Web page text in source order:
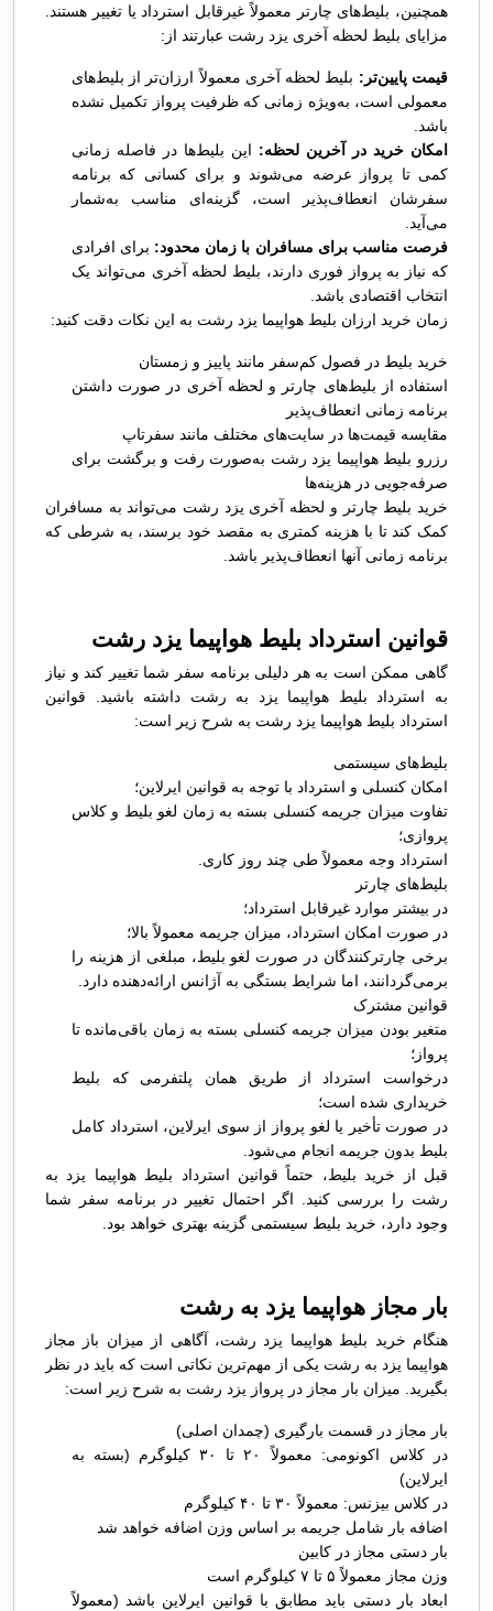
همچنین، بلیط‌های چارتر معمولاً غیرقابل استرداد یا تغییر هستند.
مزایای بلیط لحظه آخری یزد رشت عبارتند از:
قیمت پایین‌تر: بلیط لحظه آخری معمولاً ارزان‌تر از بلیط‌های
معمولی است، به‌ویژه زمانی که ظرفیت پرواز تکمیل نشده
باشد.
امکان خرید در آخرین لحظه: این بلیط‌ها در فاصله زمانی
کمی تا پرواز عرضه می‌شوند و برای کسانی که برنامه
سفرشان انعطاف‌پذیر است، گزینه‌ای مناسب به‌شمار
می‌آید.
فرصت مناسب برای مسافران با زمان محدود: برای افرادی
که نیاز به پرواز فوری دارند، بلیط لحظه آخری می‌تواند یک
انتخاب اقتصادی باشد.
زمان خرید ارزان بلیط هواپیما یزد رشت به این نکات دقت کنید:
خرید بلیط در فصول کم‌سفر مانند پاییز و زمستان
استفاده از بلیط‌های چارتر و لحظه آخری در صورت داشتن
برنامه زمانی انعطاف‌پذیر
مقایسه قیمت‌ها در سایت‌های مختلف مانند سفرتاپ
رزرو بلیط هواپیما یزد رشت به‌صورت رفت و برگشت برای
صرفه‌جویی در هزینه‌ها
خرید بلیط چارتر و لحظه آخری یزد رشت می‌تواند به مسافران
کمک کند تا با هزینه کمتری به مقصد خود برسند، به شرطی که
برنامه زمانی آنها انعطاف‌پذیر باشد.
قوانین استرداد بلیط هواپیما یزد رشت
گاهی ممکن است به هر دلیلی برنامه سفر شما تغییر کند و نیاز
به استرداد بلیط هواپیما یزد به رشت داشته باشید. قوانین
استرداد بلیط هواپیما یزد رشت به شرح زیر است:
بلیط‌های سیستمی
امکان کنسلی و استرداد با توجه به قوانین ایرلاین؛
تفاوت میزان جریمه کنسلی بسته به زمان لغو بلیط و کلاس
پروازی؛
استرداد وجه معمولاً طی چند روز کاری.
بلیط‌های چارتر
در بیشتر موارد غیرقابل استرداد؛
در صورت امکان استرداد، میزان جریمه معمولاً بالا؛
برخی چارترکنندگان در صورت لغو بلیط، مبلغی از هزینه را
برمی‌گردانند، اما شرایط بستگی به آژانس ارائه‌دهنده دارد.
قوانین مشترک
متغیر بودن میزان جریمه کنسلی بسته به زمان باقی‌مانده تا
پرواز؛
درخواست استرداد از طریق همان پلتفرمی که بلیط
خریداری شده است؛
در صورت تأخیر یا لغو پرواز از سوی ایرلاین، استرداد کامل
بلیط بدون جریمه انجام می‌شود.
قبل از خرید بلیط، حتماً قوانین استرداد بلیط هواپیما یزد به
رشت را بررسی کنید. اگر احتمال تغییر در برنامه سفر شما
وجود دارد، خرید بلیط سیستمی گزینه بهتری خواهد بود.
بار مجاز هواپیما یزد به رشت
هنگام خرید بلیط هواپیما یزد رشت، آگاهی از میزان باز مجاز
هواپیما یزد به رشت یکی از مهم‌ترین نکاتی است که باید در نظر
بگیرید. میزان بار مجاز در پرواز یزد رشت به شرح زیر است:
بار مجاز در قسمت بارگیری (چمدان اصلی)
در کلاس اکونومی: معمولاً ۲۰ تا ۳۰ کیلوگرم (بسته به
ایرلاین)
در کلاس بیزنس: معمولاً ۳۰ تا ۴۰ کیلوگرم
اضافه بار شامل جریمه بر اساس وزن اضافه خواهد شد
بار دستی مجاز در کابین
وزن مجاز معمولاً ۵ تا ۷ کیلوگرم است
ابعاد بار دستی باید مطابق با قوانین ایرلاین باشد (معمولاً